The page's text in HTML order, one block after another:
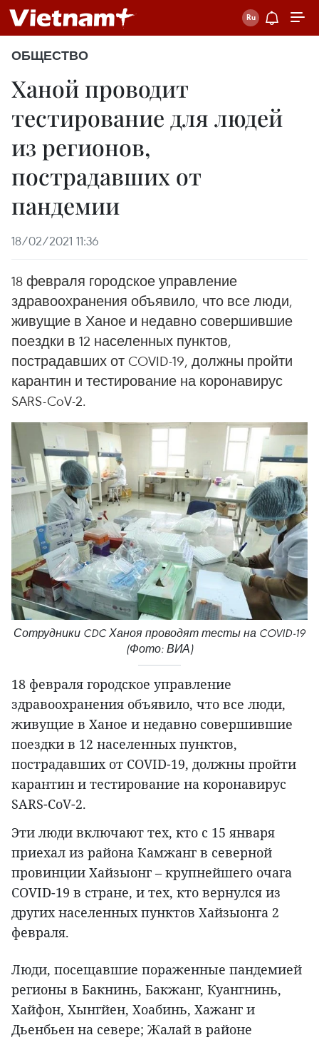
ОБЩЕСТВО
Ханой проводит
тестирование для людей
из регионов,
пострадавших от
пандемии
18/02/2021 11:36
18 февраля городское управление
здравоохранения объявило, что все люди,
живущие в Ханое и недавно совершившие
поездки в 12 населенных пунктов,
пострадавших от COVID-19, должны пройти
карантин и тестирование на коронавирус
SARS-CoV-2.
Сотрудники CDC Ханоя проводят тесты на COVID-19
(Фото: ВИА)
18 февраля городское управление
здравоохранения объявило, что все люди,
живущие в Ханое и недавно совершившие
поездки в 12 населенных пунктов,
пострадавших от COVID-19, должны пройти
карантин и тестирование на коронавирус
SARS-CoV-2.
Эти люди включают тех, кто с 15 января
приехал из района Камжанг в северной
провинции Хайзыонг – крупнейшего очага
COVID-19 в стране, и тех, кто вернулся из
других населенных пунктов Хайзыонга 2
февраля.
Люди, посещавшие пораженные пандемией
регионы в Бакнинь, Бакжанг, Куангнинь,
Хайфон, Хынгйен, Хоабинь, Хажанг и
Дьенбьен на севере; Жалай в районе